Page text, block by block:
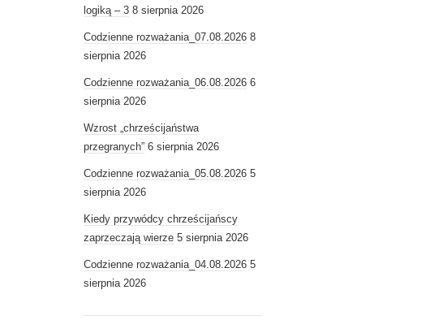
logiką – 3 8 sierpnia 2026
Codzienne rozważania_07.08.2026 8
sierpnia 2026
Codzienne rozważania_06.08.2026 6
sierpnia 2026
Wzrost „chrześcijaństwa
przegranych” 6 sierpnia 2026
Codzienne rozważania_05.08.2026 5
sierpnia 2026
Kiedy przywódcy chrześcijańscy
zaprzeczają wierze 5 sierpnia 2026
Codzienne rozważania_04.08.2026 5
sierpnia 2026